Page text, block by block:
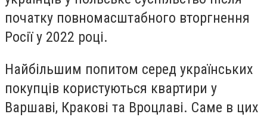
початку повномасштабного вторгнення
Росії у 2022 році.
Найбільшим попитом серед українських
покупців користуються квартири у
Варшаві, Кракові та Вроцлаві. Саме в цих